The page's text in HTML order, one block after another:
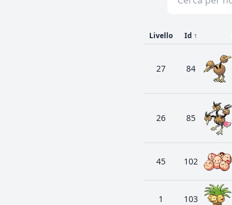
Livello Id ↑
27 84
26 85
45 102
1 103